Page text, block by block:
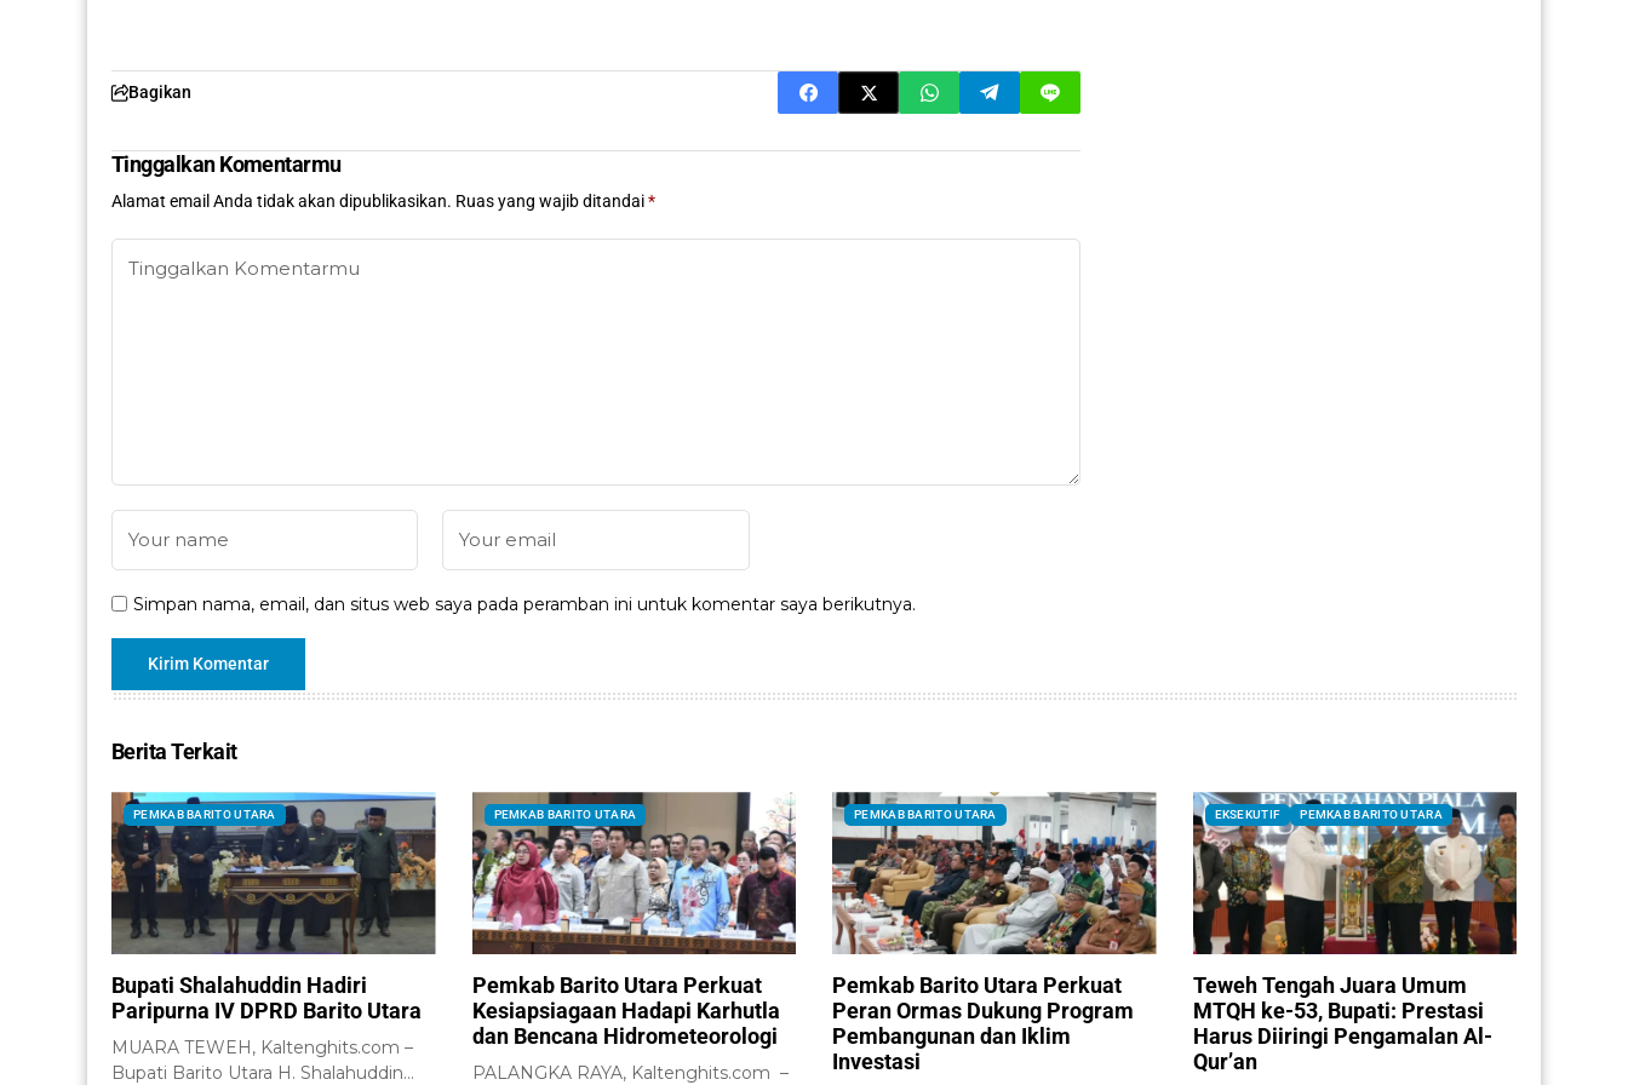
Bagikan
Tinggalkan Komentarmu
Alamat email Anda tidak akan dipublikasikan. Ruas yang wajib ditandai*
Simpan nama, email, dan situs web saya pada peramban ini untuk komentar saya berikutnya.
Berita Terkait
PEMKAB BARITO UTARA
Bupati Shalahuddin Hadiri
Paripurna IV DPRD Barito Utara
MUARA TEWEH, Kaltenghits.com –
Bupati Barito Utara H. Shalahuddin
PEMKAB BARITO UTARA
Pemkab Barito Utara Perkuat
Kesiapsiagaan Hadapi Karhutla
dan Bencana Hidrometeorologi
PALANGKA RAYA, Kaltenghits.com –
PEMKAB BARITO UTARA
Pemkab Barito Utara Perkuat
Peran Ormas Dukung Program
Pembangunan dan Iklim
Investasi
EKSEKUTIF PEMKAB BARITO UTARA
Teweh Tengah Juara Umum
MTQH ke-53, Bupati: Prestasi
Harus Diiringi Pengamalan Al-
Qur’an